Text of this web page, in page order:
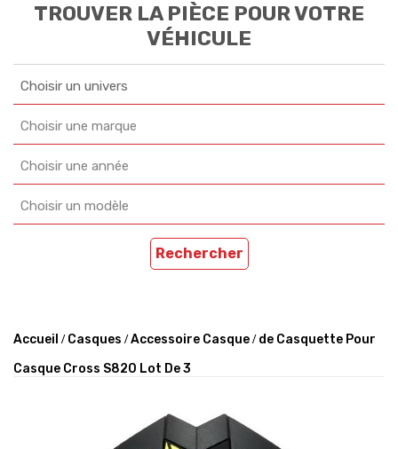
TROUVER LA PIÈCE POUR VOTRE
VÉHICULE
Choisir un univers
Choisir une marque
Choisir une année
Choisir un modèle
Rechercher
Accueil Casques Accessoire Casque
de Casquette Pour
Casque Cross S820 Lot De 3